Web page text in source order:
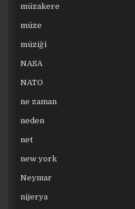
müzakere
müze
müziği
NASA
NATO
ne zaman
neden
net
new york
Neymar
nijerya